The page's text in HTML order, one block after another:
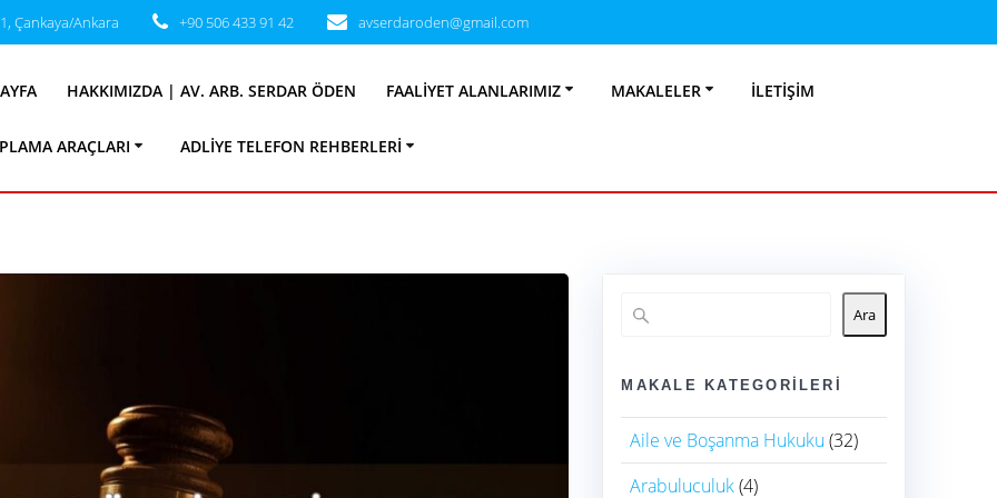
Çankaya/Ankara +90 506 433 91 42 avserdaroden@gmail.com
HAKKIMIZDA | AV. ARB. SERDAR ÖDEN FAALIYET ALANLARIMIZ MAKALELER İLETIŞIM
ARAÇLARI ADLIYE TELEFON REHBERLERI
Vergi Hukuku
Ara
MAKALE KATEGORILERI
Aile ve Boşanma Hukuku (32)
Arabuluculuk(4)